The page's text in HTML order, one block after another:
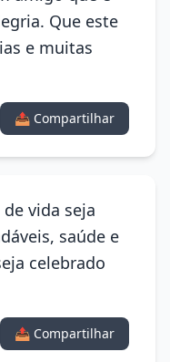
Que este
e muitas
📤 Compartilhar
vida seja
saúde e
celebrado
📤 Compartilhar